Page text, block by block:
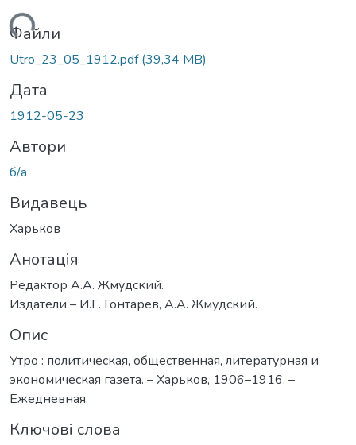
Файли
Utro_23_05_1912.pdf(39,34 MB)
Дата
1912-05-23
Автори
б/а
Видавець
Харьков
Анотація
Редактор А.А. Жмудский.
Издатели – И.Г. Гонтарев, А.А. Жмудский.
Опис
Утро : политическая, общественная, литературная и
экономическая газета. – Харьков, 1906–1916. –
Ежедневная.
Ключові слова